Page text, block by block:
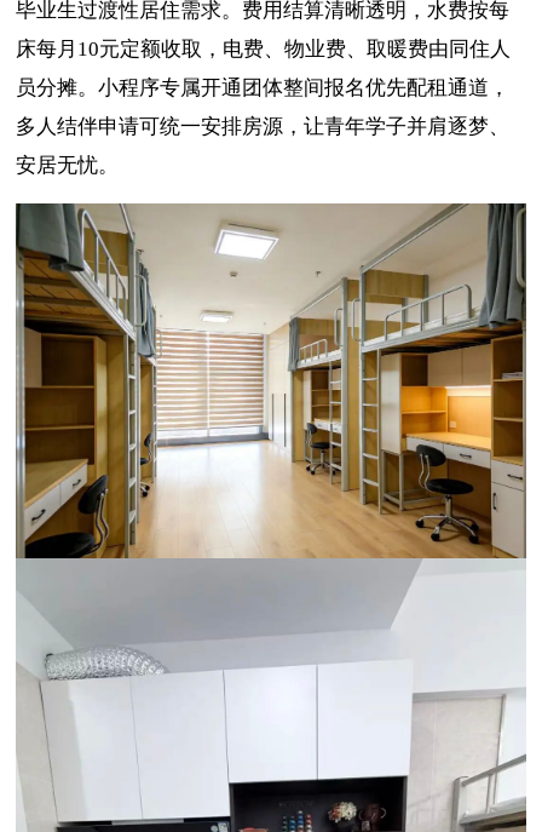
毕业生过渡性居住需求。费用结算清晰透明，水费按每
床每月10元定额收取，电费、物业费、取暖费由同住人
员分摊。小程序专属开通团体整间报名优先配租通道，
多人结伴申请可统一安排房源，让青年学子并肩逐梦、
安居无忧。